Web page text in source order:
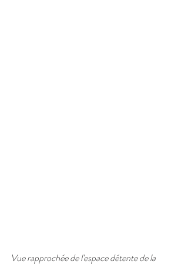
Vue rapprochée de l'espace détente de la